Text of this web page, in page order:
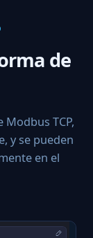
de
Modbus TCP,
y se pueden
en el